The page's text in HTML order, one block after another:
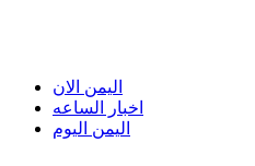
اليمن الان
اخبار الساعه
اليمن اليوم